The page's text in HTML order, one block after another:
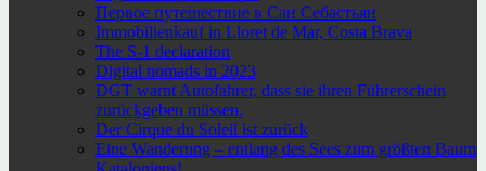
Первое путешествие в Сан Себастьян
Immobilienkauf in Lloret de Mar, Costa Brava
The S-1 declaration
Digital nomads in 2023
DGT warnt Autofahrer, dass sie ihren Führerschein
zurückgeben müssen.
Der Cirque du Soleil ist zurück
Eine Wanderung – entlang des Sees zum größten Baum